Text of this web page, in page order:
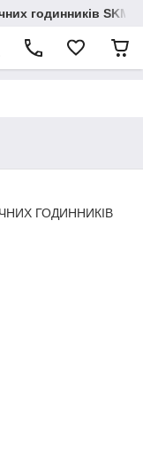
годинників SKMEI
ГОДИННИКІВ